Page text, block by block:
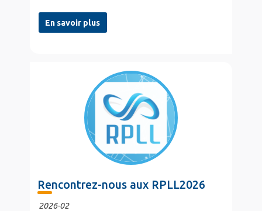
En savoir plus
Rencontrez-nous aux RPLL2026
2026-02